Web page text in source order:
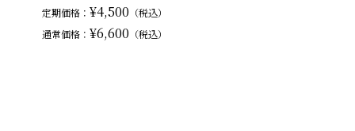
定期価格：¥4,500 （税込）
通常価格：¥6,600 （税込）